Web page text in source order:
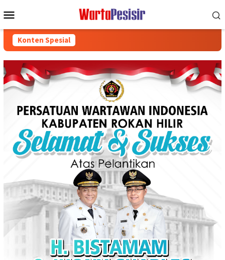
ke
Mobile
Konten Spesial